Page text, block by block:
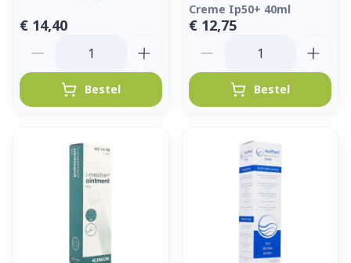
€ 14,40
Bestel
Creme Ip50+ 40ml
€ 12,75
Bestel